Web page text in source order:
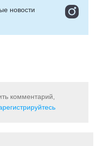
новости
комментарий,